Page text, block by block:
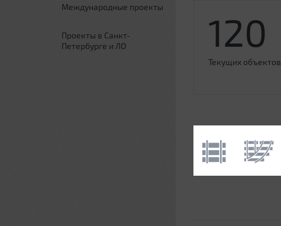
Международные проекты
Проекты в Санкт-
Петербурге и ЛО
120
Текущих объектов